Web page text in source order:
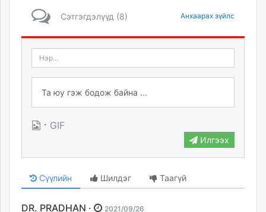
Сэтгэгдэлүүд (8) Анхаарах зүйлс
· GIF
Илгээх
Сүүлийн Шилдэг Таагүй
DR. PRADHAN · 2021/09/26